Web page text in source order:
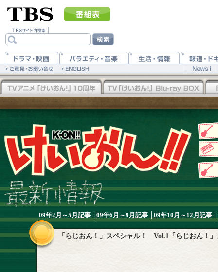
09年2月～5月記事 09年6月～9月記事 09年10月～12月記事
「らじおん！」スペシャル！ Vol.1「らじおん